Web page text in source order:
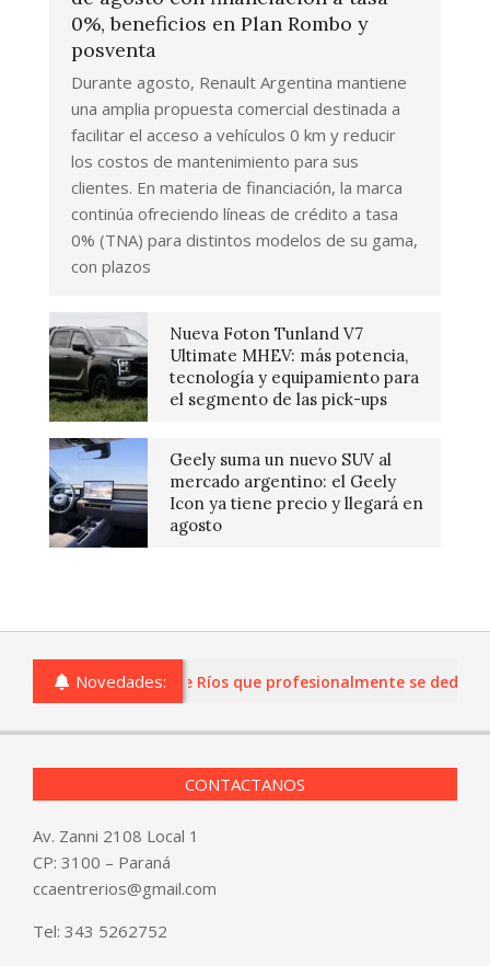
0%, beneficios en Plan Rombo y
posventa
Durante agosto, Renault Argentina mantiene
una amplia propuesta comercial destinada a
facilitar el acceso a vehículos 0 km y reducir
los costos de mantenimiento para sus
clientes. En materia de financiación, la marca
continúa ofreciendo líneas de crédito a tasa
0% (TNA) para distintos modelos de su gama,
con plazos
Nueva Foton Tunland V7
Ultimate MHEV: más potencia,
tecnología y equipamiento para
el segmento de las pick-ups
Geely suma un nuevo SUV al
mercado argentino: el Geely
Icon ya tiene precio y llegará en
agosto
Novedades:
o comercios de Entre Ríos que profesionalmente se
CONTACTANOS
Av. Zanni 2108 Local 1
CP: 3100 – Paraná
ccaentrerios@gmail.com
Tel: 343 5262752